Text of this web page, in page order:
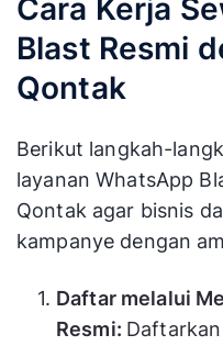
Cara Kerja
Blast Resmi
Qontak
Berikut langkah-
layanan WhatsApp
Qontak agar bisnis
kampanye dengan
Daftar melalui
Resmi: